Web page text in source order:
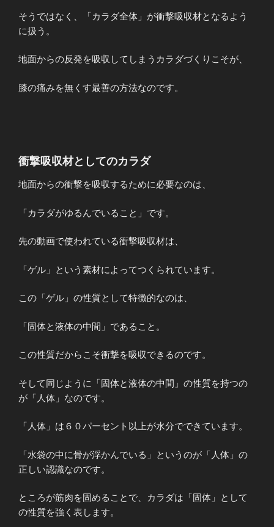
そうではなく、「カラダ全体」が衝撃吸収材となるよう
に扱う。
地面からの反発を吸収してしまうカラダづくりこそが、
膝の痛みを無くす最善の方法なのです。
衝撃吸収材としてのカラダ
地面からの衝撃を吸収するために必要なのは、
「カラダがゆるんでいること」です。
先の動画で使われている衝撃吸収材は、
「ゲル」という素材によってつくられています。
この「ゲル」の性質として特徴的なのは、
「固体と液体の中間」であること。
この性質だからこそ衝撃を吸収できるのです。
そして同じように「固体と液体の中間」の性質を持つの
が「人体」なのです。
「人体」は６０パーセント以上が水分でできています。
「水袋の中に骨が浮かんでいる」というのが「人体」の
正しい認識なのです。
ところが筋肉を固めることで、カラダは「固体」として
の性質を強く表します。